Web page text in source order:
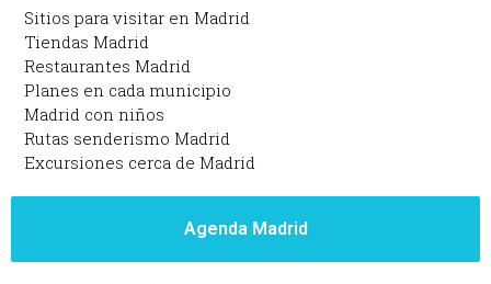
Sitios para visitar en Madrid
Tiendas Madrid
Restaurantes Madrid
Planes en cada municipio
Madrid con niños
Rutas senderismo Madrid
Excursiones cerca de Madrid
Agenda Madrid